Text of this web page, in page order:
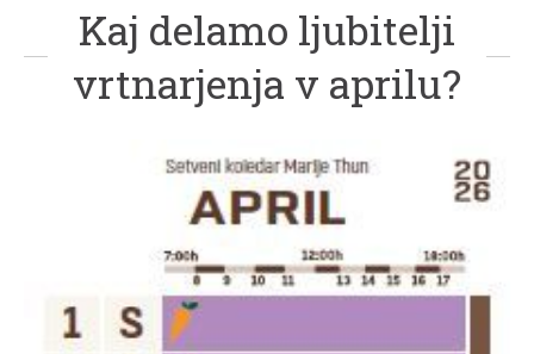
Kaj delamo ljubitelji
vrtnarjenja v aprilu?